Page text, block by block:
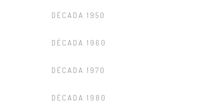
DÉCADA 1950
DÉCADA 1960
DÉCADA 1970
DÉCADA 1980